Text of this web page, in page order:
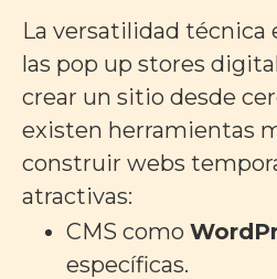
La versatilidad técnica
las pop up stores
crear un sitio desde
existen herramientas
construir webs
atractivas:
CMS como
específicas.